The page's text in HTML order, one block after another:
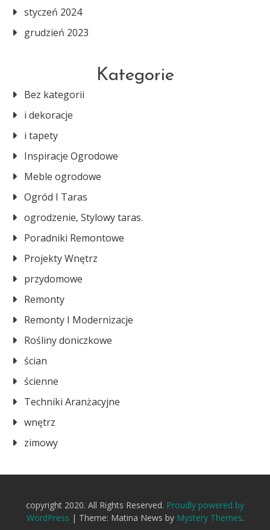
styczeń 2024
grudzień 2023
Kategorie
Bez kategorii
i dekoracje
i tapety
Inspiracje Ogrodowe
Meble ogrodowe
Ogród I Taras
ogrodzenie, Stylowy taras.
Poradniki Remontowe
Projekty Wnętrz
przydomowe
Remonty
Remonty I Modernizacje
Rośliny doniczkowe
ścian
ścienne
Techniki Aranżacyjne
wnętrz
zimowy
copyright 2020. All Rights Reserved. Proudly powered by
WordPress | Theme: Matina News by Mystery Themes.